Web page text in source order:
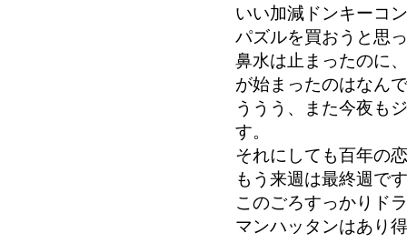
いい加減ドンキーコ
パズルを買おうと思
鼻水は止まったのに
が始まったのはなん
ううう、また今夜も
す。
それにしても百年の
もう来週は最終週で
このごろすっかりド
マンハッタンはあり